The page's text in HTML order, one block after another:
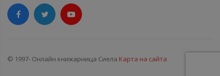
© 1997- Онлайн книжарница Сиела Карта на сайта